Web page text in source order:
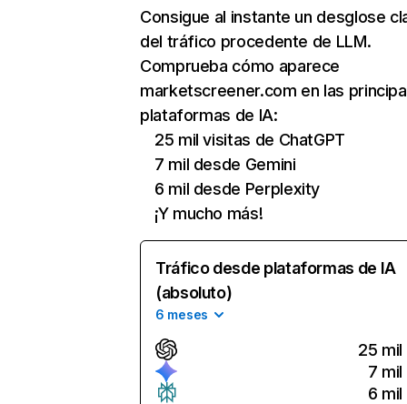
Consigue al instante un desglose
del tráfico procedente de LLM.
Comprueba cómo aparece
marketscreener.com en las
plataformas de IA:
25 mil visitas de ChatGPT
7 mil desde Gemini
6 mil desde Perplexity
¡Y mucho más!
Tráfico desde plataformas de IA
(absoluto)
6 meses
25 mil
7 mil
6 mil